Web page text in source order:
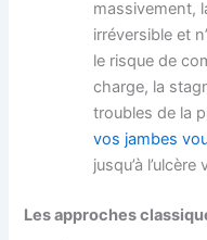
massivement,
irréversible et
le risque de
charge, la
troubles de la
vos jambes
jusqu’à l’ulcère
Les approches